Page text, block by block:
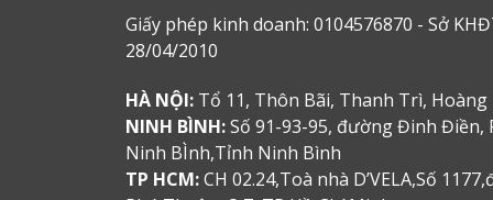
Giấy phép kinh doanh: 0104576870 - Sở
28/04/2010
HÀ NỘI: Tổ 11, Thôn Bãi, Thanh Trì, Hoàng
NINH BÌNH:Số 91-93-95, đường Đinh Điền,
Ninh BÌnh,Tỉnh Ninh Bình
TP HCM:CH 02.24,Toà nhà D’VELA,Số